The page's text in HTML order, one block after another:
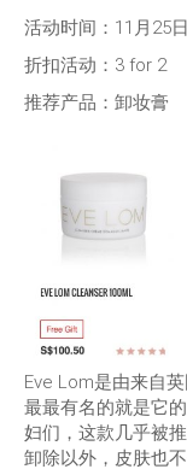
活动时间：11月25日
折扣活动：3 for 2
推荐产品：卸妆膏
Eve Lom是由来自
最最有名的就是它
妇们，这款几乎被
卸除以外，皮肤也